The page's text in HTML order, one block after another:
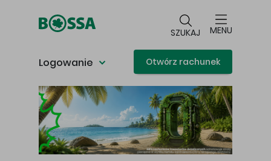
SZUKAJ MENU
Logowanie Otwórz rachunek
Główna treść